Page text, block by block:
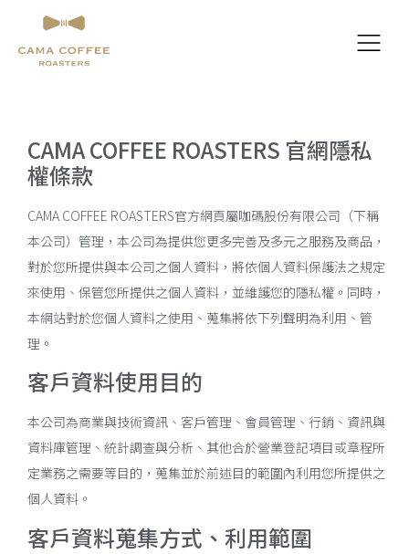
CAMA COFFEE ROASTERS 官網隱私
權條款
CAMA COFFEE ROASTERS官方網頁屬咖碼股份有限公司（下稱
本公司）管理，本公司為提供您更多完善及多元之服務及商品，
對於您所提供與本公司之個人資料，將依個人資料保護法之規定
來使用、保管您所提供之個人資料，並維護您的隱私權。同時，
本網站對於您個人資料之使用、蒐集將依下列聲明為利用、管
理。
客戶資料使用目的
本公司為商業與技術資訊、客戶管理、會員管理、行銷、資訊與
資料庫管理、統計調查與分析、其他合於營業登記項目或章程所
定業務之需要等目的，蒐集並於前述目的範圍內利用您所提供之
個人資料。
客戶資料蒐集方式、利用範圍